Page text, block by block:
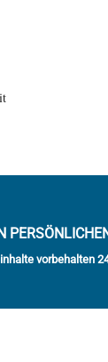
vorbehalten